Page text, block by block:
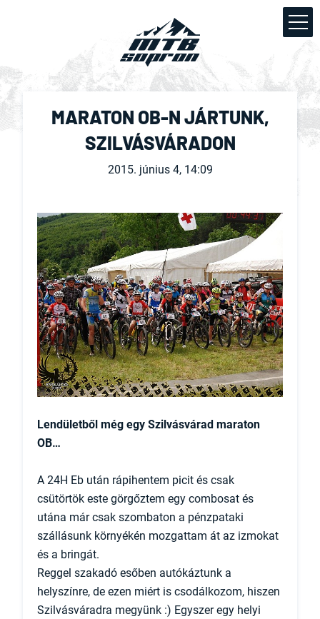
MARATON OB-N JÁRTUNK,
SZILVÁSVÁRADON
2015. június 4, 14:09
Lendületből még egy Szilvásvárad maraton
OB…
A 24H Eb után rápihentem picit és csak
csütörtök este görgőztem egy combosat és
utána már csak szombaton a pénzpataki
szállásunk környékén mozgattam át az izmokat
és a bringát.
Reggel szakadó esőben autókáztunk a
helyszínre, de ezen miért is csodálkozom, hiszen
Szilvásváradra megyünk :) Egyszer egy helyi